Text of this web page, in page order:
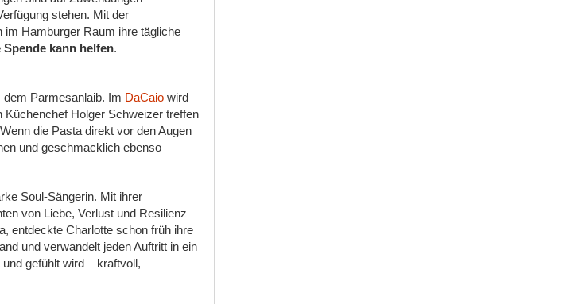
stehen. Mit der
im Hamburger Raum ihre tägliche
kann helfen.
dem Parmesanlaib. Im DaCaio wird
Holger Schweizer treffen
die Pasta direkt vor den Augen
und geschmacklich ebenso
Soul-Sängerin. Mit ihrer
von Liebe, Verlust und Resilienz
entdeckte Charlotte schon früh ihre
und verwandelt jeden Auftritt in ein
gefühlt wird – kraftvoll,